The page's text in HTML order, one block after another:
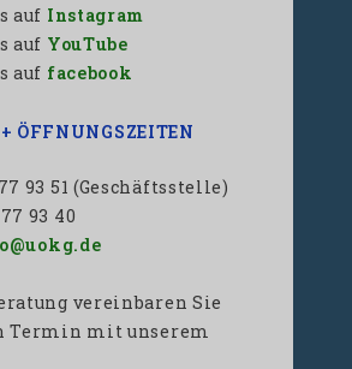
auf Instagram
auf YouTube
auf facebook
ÖFFNUNGSZEITEN
93 51 (Geschäftsstelle)
93 40
vereinbaren Sie
Termin mit unserem